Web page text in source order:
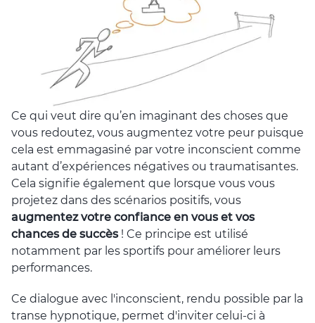
Ce qui veut dire qu’en imaginant des choses que
vous redoutez, vous augmentez votre peur puisque
cela est emmagasiné par votre inconscient comme
autant d’expériences négatives ou traumatisantes.
Cela signifie également que lorsque vous vous
projetez dans des scénarios positifs, vous
augmentez votre confiance en vous et vos
chances de succès! Ce principe est utilisé
notamment par les sportifs pour améliorer leurs
performances.
Ce dialogue avec l'inconscient, rendu possible par la
transe hypnotique, permet d'inviter celui-ci à